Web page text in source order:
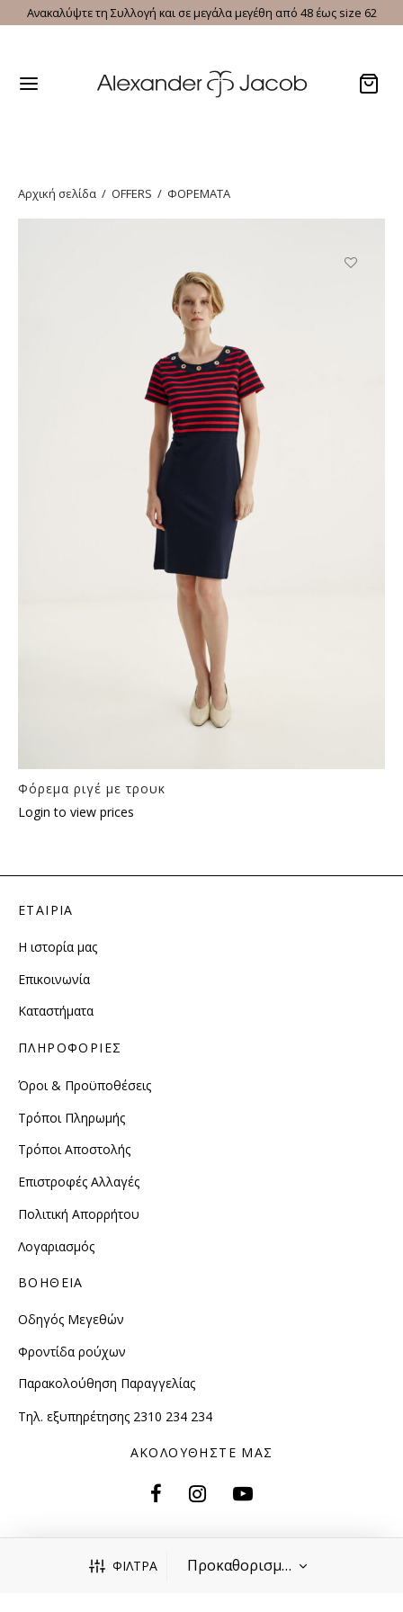
Ανακαλύψτε τη Συλλογή και σε μεγάλα μεγέθη από 48 έως size 62
Αρχική σελίδα / OFFERS / ΦΟΡΕΜΑΤΑ
ΦΙΛΤΡΑ
Φόρεμα ριγέ με τρουκ
Login to view prices
ΕΤΑΙΡΙΑ
Η ιστορία μας
Επικοινωνία
Καταστήματα
ΠΛΗΡΟΦΟΡΙΕΣ
Όροι & Προϋποθέσεις
Τρόποι Πληρωμής
Τρόποι Αποστολής
Επιστροφές Αλλαγές
Πολιτική Απορρήτου
Λογαριασμός
ΒΟΗΘΕΙΑ
Οδηγός Μεγεθών
Φροντίδα ρούχων
Παρακολούθηση Παραγγελίας
Τηλ. εξυπηρέτησης 2310 234 234
ΑΚΟΛΟΥΘΗΣΤΕ ΜΑΣ
2026 Alexander & Jacob. All Rights Reserved.